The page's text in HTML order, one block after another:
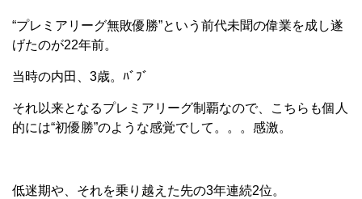
“プレミアリーグ無敗優勝”という前代未聞の偉業を成し遂
げたのが22年前。
当時の内田、3歳。ﾊﾞﾌﾞ
それ以来となるプレミアリーグ制覇なので、こちらも個人
的には“初優勝”のような感覚でして。。。感激。
低迷期や、それを乗り越えた先の3年連続2位。